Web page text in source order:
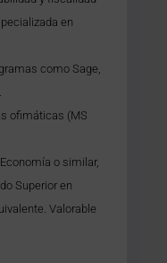
en
como Sage,
ofimáticas (MS
o similar,
Superior en
Valorable